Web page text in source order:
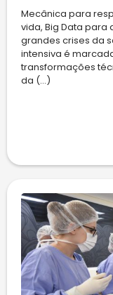
Mecânica para
vida, Big Data
grandes crises da
intensiva é
transformações
da (...)